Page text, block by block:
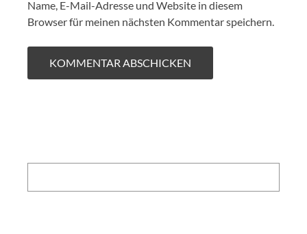
Name, E-Mail-Adresse und Website in diesem
Browser für meinen nächsten Kommentar speichern.